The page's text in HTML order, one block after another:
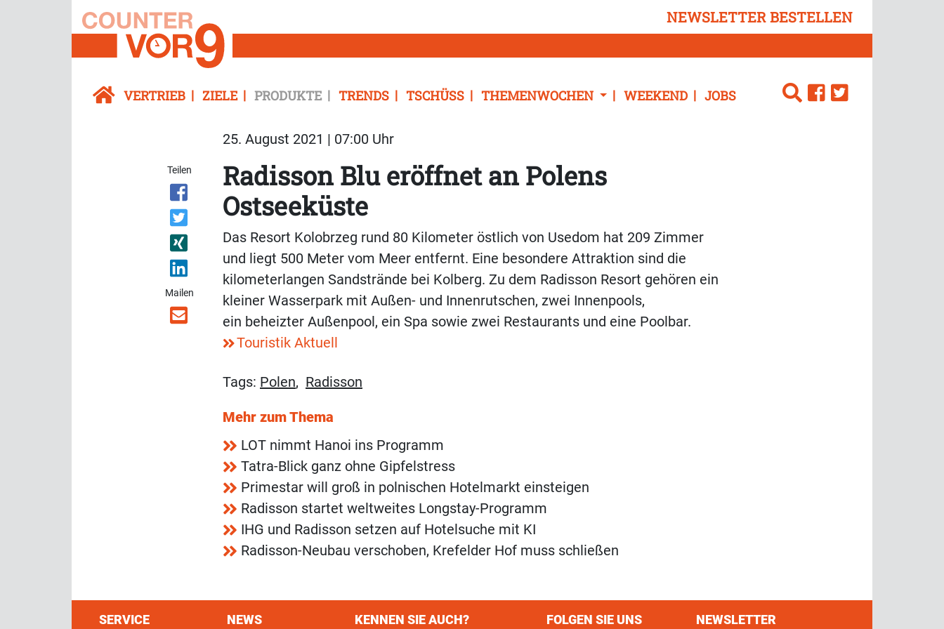
NEWSLETTER BESTELLEN
VERTRIEB ZIELE PRODUKTE TRENDS TSCHÜSS THEMENWOCHEN WEEKEND JOBS
25. August 2021 | 07:00 Uhr
Teilen
Mailen
Radisson Blu eröffnet an Polens
Ostseeküste
Das Resort Kolobrzeg rund 80 Kilometer östlich von Usedom hat 209 Zimmer
und liegt 500 Meter vom Meer entfernt. Eine besondere Attraktion sind die
kilometerlangen Sandstrände bei Kolberg. Zu dem Radisson Resort gehören ein
kleiner Wasserpark mit Außen- und Innenrutschen, zwei Innenpools,
ein beheizter Außenpool, ein Spa sowie zwei Restaurants und eine Poolbar.
Touristik Aktuell
Tags: Polen, Radisson
Mehr zum Thema
LOT nimmt Hanoi ins Programm
Tatra-Blick ganz ohne Gipfelstress
Primestar will groß in polnischen Hotelmarkt einsteigen
Radisson startet weltweites Longstay-Programm
IHG und Radisson setzen auf Hotelsuche mit KI
Radisson-Neubau verschoben, Krefelder Hof muss schließen
SERVICE NEWS KENNEN SIE AUCH? FOLGEN SIE UNS
NEWSLETTER